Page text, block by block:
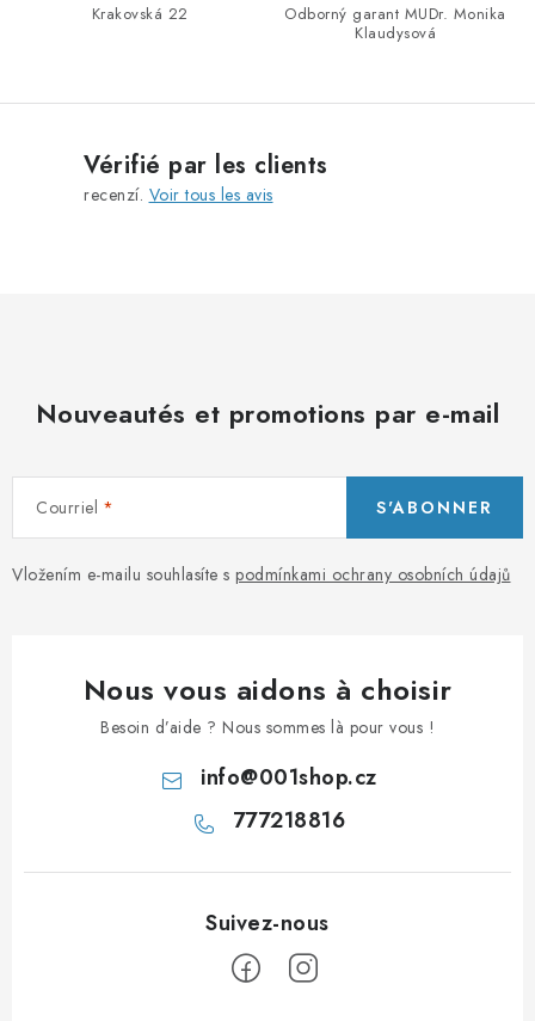
s
Krakovská 22
Odborný garant MUDr. Monika
Klaudysová
Vérifié par les clients
recenzí. Voir tous les avis
Nouveautés et promotions par e-mail
Courriel
Vložením e-mailu souhlasíte s podmínkami ochrany osobních údajů
S'ABONNER
Nous vous aidons à choisir
Besoin d’aide ? Nous sommes là pour vous !
info@001shop.cz
777218816